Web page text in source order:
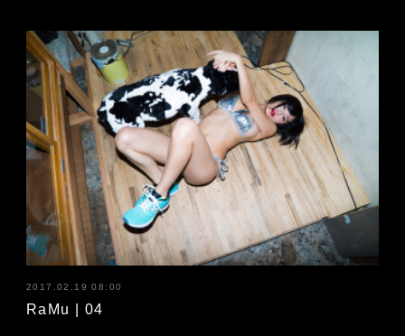
2017.02.19 08:00
RaMu | 04